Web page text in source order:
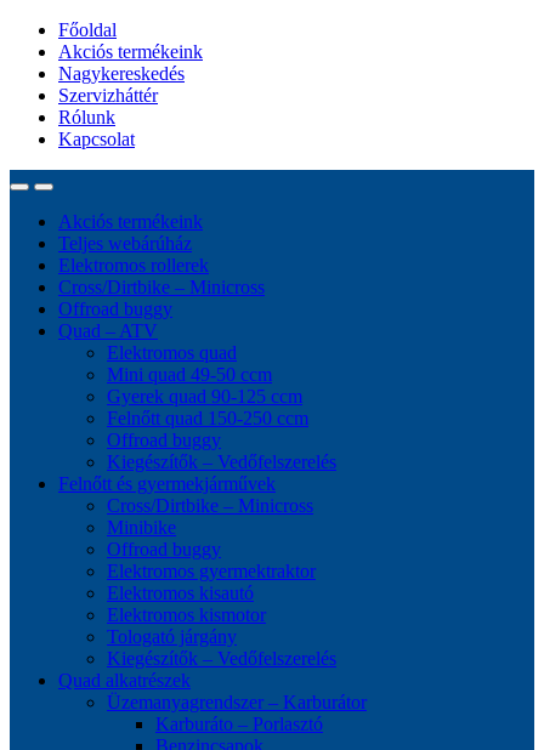
Főoldal
Akciós termékeink
Nagykereskedés
Szervizháttér
Rólunk
Kapcsolat
Akciós termékeink
Teljes webárúház
Elektromos rollerek
Cross/Dirtbike – Minicross
Offroad buggy
Quad – ATV
Elektromos quad
Mini quad 49-50 ccm
Gyerek quad 90-125 ccm
Felnőtt quad 150-250 ccm
Offroad buggy
Kiegészítők – Vedőfelszerelés
Felnőtt és gyermekjárművek
Cross/Dirtbike – Minicross
Minibike
Offroad buggy
Elektromos gyermektraktor
Elektromos kisautó
Elektromos kismotor
Tologató járgány
Kiegészítők – Vedőfelszerelés
Quad alkatrészek
Üzemanyagrendszer – Karburátor
Karburáto – Porlasztó
Benzincsapok